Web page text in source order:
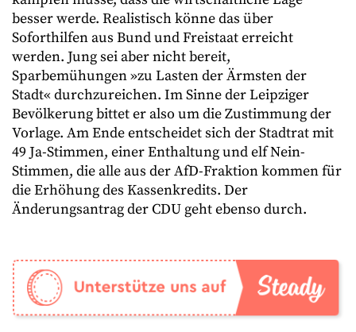
besser werde. Realistisch könne das über
Soforthilfen aus Bund und Freistaat erreicht
werden. Jung sei aber nicht bereit,
Sparbemühungen »zu Lasten der Ärmsten der
Stadt« durchzureichen. Im Sinne der Leipziger
Bevölkerung bittet er also um die Zustimmung der
Vorlage. Am Ende entscheidet sich der Stadtrat mit
49 Ja-Stimmen, einer Enthaltung und elf Nein-
Stimmen, die alle aus der AfD-Fraktion kommen für
die Erhöhung des Kassenkredits. Der
Änderungsantrag der CDU geht ebenso durch.